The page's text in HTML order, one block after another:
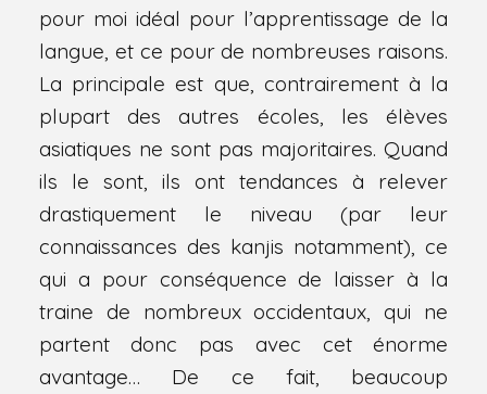
pour moi idéal pour l’apprentissage de la
langue, et ce pour de nombreuses raisons.
La principale est que, contrairement à la
plupart des autres écoles, les élèves
asiatiques ne sont pas majoritaires. Quand
ils le sont, ils ont tendances à relever
drastiquement le niveau (par leur
connaissances des kanjis notamment), ce
qui a pour conséquence de laisser à la
traine de nombreux occidentaux, qui ne
partent donc pas avec cet énorme
avantage… De ce fait, beaucoup